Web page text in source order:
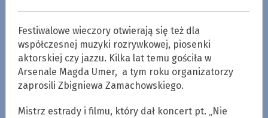
Festiwalowe wieczory otwierają się też dla
współczesnej muzyki rozrywkowej, piosenki
aktorskiej czy jazzu. Kilka lat temu gościła w
Arsenale Magda Umer, a tym roku organizatorzy
zaprosili Zbigniewa Zamachowskiego.
Mistrz estrady i filmu, który dał koncert pt. „Nie